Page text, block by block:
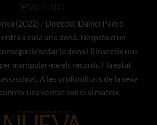
PSICARIO
(2022) / Direcció: Daniel Padró
a casa una dona. Després d’un
sedar la dona i li insereix uns
manipular-ne els records. Ha estat
A les profunditats de la seva
una veritat sobre si mateix.